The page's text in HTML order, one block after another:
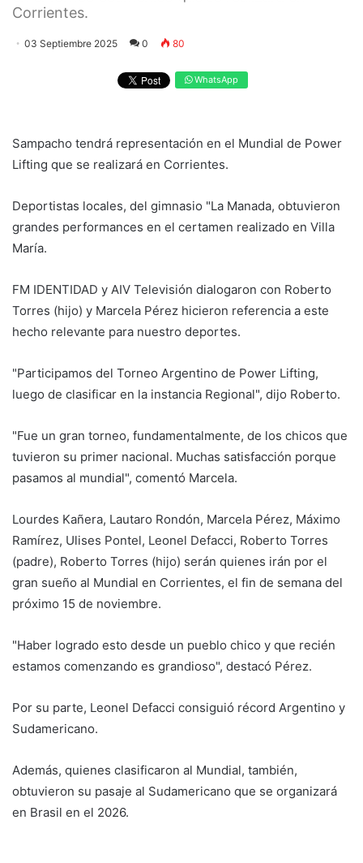
Corrientes.
03 Septiembre 2025 0 80
WhatsApp
Sampacho tendrá representación en el Mundial de Power
Lifting que se realizará en Corrientes.
Deportistas locales, del gimnasio "La Manada, obtuvieron
grandes performances en el certamen realizado en Villa
María.
FM IDENTIDAD y AIV Televisión dialogaron con Roberto
Torres (hijo) y Marcela Pérez hicieron referencia a este
hecho relevante para nuestro deportes.
"Participamos del Torneo Argentino de Power Lifting,
luego de clasificar en la instancia Regional", dijo Roberto.
"Fue un gran torneo, fundamentalmente, de los chicos que
tuvieron su primer nacional. Muchas satisfacción porque
pasamos al mundial", comentó Marcela.
Lourdes Kañera, Lautaro Rondón, Marcela Pérez, Máximo
Ramírez, Ulises Pontel, Leonel Defacci, Roberto Torres
(padre), Roberto Torres (hijo) serán quienes irán por el
gran sueño al Mundial en Corrientes, el fin de semana del
próximo 15 de noviembre.
"Haber logrado esto desde un pueblo chico y que recién
estamos comenzando es grandioso", destacó Pérez.
Por su parte, Leonel Defacci consiguió récord Argentino y
Sudamericano.
Además, quienes clasificaron al Mundial, también,
obtuvieron su pasaje al Sudamericano que se organizará
en Brasil en el 2026.